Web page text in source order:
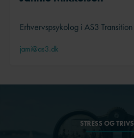
Erhvervspsykolog i AS3 Transition
jami@as3.dk
STRESS OG